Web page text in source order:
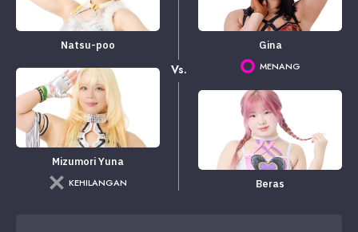
Natsu-poo
Mizumori Yuna
KEHILANGAN
Vs.
Gina
MENANG
Beras